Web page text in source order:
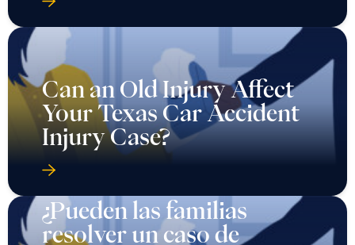
Can an Old Injury Affect
Your Texas Car Accident
Injury Case?
¿Pueden las familias
resolver un caso de